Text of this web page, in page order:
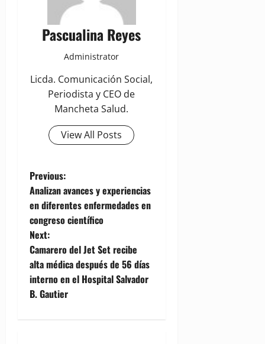
Pascualina Reyes
Administrator
Licda. Comunicación Social,
Periodista y CEO de
Mancheta Salud.
View All Posts
P
o
s
t
n
a
Previous:
Analizan avances y experiencias
en diferentes enfermedades en
congreso científico
Next:
Camarero del Jet Set recibe
alta médica después de 56 días
interno en el Hospital Salvador
B. Gautier